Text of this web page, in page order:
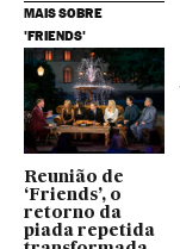
MAIS SOBRE
'FRIENDS'
Reunião de
‘Friends’, o
retorno da
piada repetida